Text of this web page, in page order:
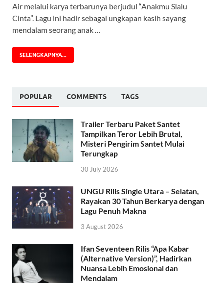
Air melalui karya terbarunya berjudul “Anakmu Slalu
Cinta”. Lagu ini hadir sebagai ungkapan kasih sayang
mendalam seorang anak …
SELENGKAPNYA...
POPULAR COMMENTS TAGS
Trailer Terbaru Paket Santet
Tampilkan Teror Lebih Brutal,
Misteri Pengirim Santet Mulai
Terungkap
30 July 2026
UNGU Rilis Single Utara – Selatan,
Rayakan 30 Tahun Berkarya dengan
Lagu Penuh Makna
3 August 2026
Ifan Seventeen Rilis “Apa Kabar
(Alternative Version)”, Hadirkan
Nuansa Lebih Emosional dan
Mendalam